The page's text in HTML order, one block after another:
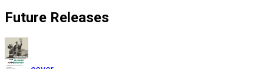
Future Releases